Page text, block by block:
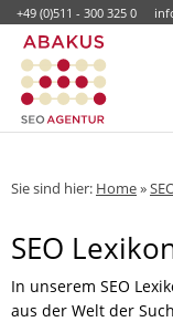
+49 (0)511 - 300 325 0
Sie sind hier: Home»
SEO
In unserem SEO
aus der Welt der